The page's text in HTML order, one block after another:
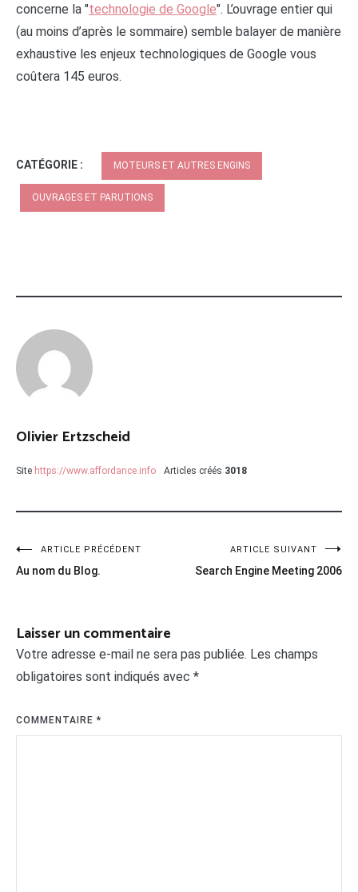
concerne la "technologie de Google". L’ouvrage entier qui
(au moins d’après le sommaire) semble balayer de manière
exhaustive les enjeux technologiques de Google vous
coûtera 145 euros.
CATÉGORIE : MOTEURS ET AUTRES ENGINS
OUVRAGES ET PARUTIONS
Olivier Ertzscheid
Site https://www.affordance.info Articles créés 3018
Navigation
de
ARTICLE PRÉCÉDENT
Au nom du Blog.
ARTICLE SUIVANT
Search Engine Meeting 2006
Laisser un commentaire
Votre adresse e-mail ne sera pas publiée. Les champs
obligatoires sont indiqués avec *
COMMENTAIRE*